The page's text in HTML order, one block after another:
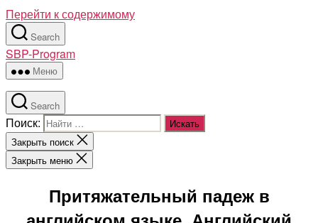
Перейти к содержимому
Search
SBP-Program
Меню
Search
Поиск:
Закрыть поиск
Закрыть меню
Притяжательный падеж в